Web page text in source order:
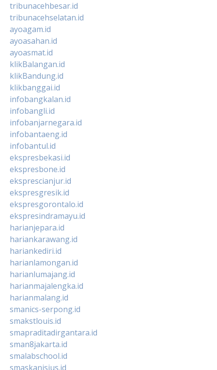
tribunacehbesar.id
tribunacehselatan.id
ayoagam.id
ayoasahan.id
ayoasmat.id
klikBalangan.id
klikBandung.id
klikbanggai.id
infobangkalan.id
infobangli.id
infobanjarnegara.id
infobantaeng.id
infobantul.id
ekspresbekasi.id
ekspresbone.id
eksprescianjur.id
ekspresgresik.id
ekspresgorontalo.id
ekspresindramayu.id
harianjepara.id
hariankarawang.id
hariankediri.id
harianlamongan.id
harianlumajang.id
harianmajalengka.id
harianmalang.id
smanics-serpong.id
smakstlouis.id
smapraditadirgantara.id
sman8jakarta.id
smalabschool.id
smaskanisius.id